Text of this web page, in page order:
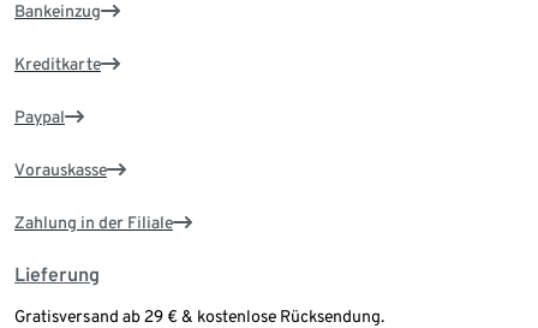
Bankeinzug
Kreditkarte
Paypal
Vorauskasse
Zahlung in der Filiale
Lieferung
Gratisversand ab 29 € & kostenlose Rücksendung.